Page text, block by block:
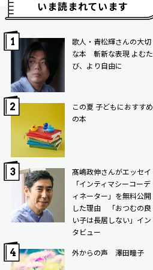
いま読まれています
歌人・青松輝さんの大切
な本 斬新な表現 よむた
び、より自由に
この夏 子どもにおすすめ
の本
髙嶋政伸さんがエッセイ
「インティマシーコーデ
ィネーター」を無料公開
した理由 「おつむの良
い子は長居しない」イン
タビュー
外からの声 澤田瞳子